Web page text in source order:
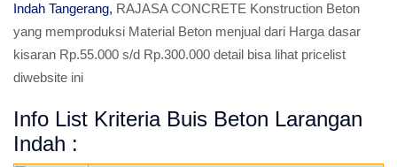
Indah Tangerang, RAJASA CONCRETE Konstruction Beton
yang memproduksi Material Beton menjual dari Harga dasar
kisaran Rp.55.000 s/d Rp.300.000 detail bisa lihat pricelist
diwebsite ini
Info List Kriteria Buis Beton Larangan
Indah :